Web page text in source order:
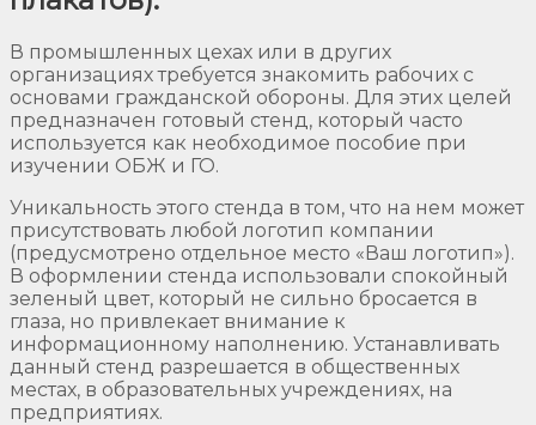
В промышленных цехах или в других
организациях требуется знакомить рабочих с
основами гражданской обороны. Для этих целей
предназначен готовый стенд, который часто
используется как необходимое пособие при
изучении ОБЖ и ГО.
Уникальность этого стенда в том, что на нем может
присутствовать любой логотип компании
(предусмотрено отдельное место «Ваш логотип»).
В оформлении стенда использовали спокойный
зеленый цвет, который не сильно бросается в
глаза, но привлекает внимание к
информационному наполнению. Устанавливать
данный стенд разрешается в общественных
местах, в образовательных учреждениях, на
предприятиях.